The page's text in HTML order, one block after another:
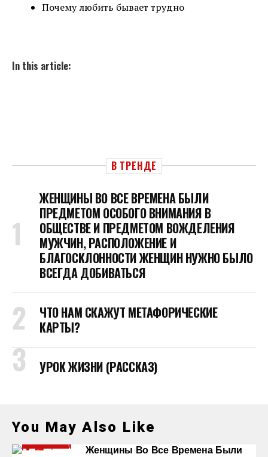
Почему любить бывает трудно
In this article:
В ТРЕНДЕ
ЖЕНЩИНЫ ВО ВСЕ ВРЕМЕНА БЫЛИ
ПРЕДМЕТОМ ОСОБОГО ВНИМАНИЯ В
ОБЩЕСТВЕ И ПРЕДМЕТОМ ВОЖДЕЛЕНИЯ
МУЖЧИН, РАСПОЛОЖЕНИЕ И
БЛАГОСКЛОННОСТИ ЖЕНЩИН НУЖНО БЫЛО
ВСЕГДА ДОБИВАТЬСЯ
ЧТО НАМ СКАЖУТ МЕТАФОРИЧЕСКИЕ
КАРТЫ?
УРОК ЖИЗНИ (РАССКАЗ)
You May Also Like
Женщины Во Все Времена Были